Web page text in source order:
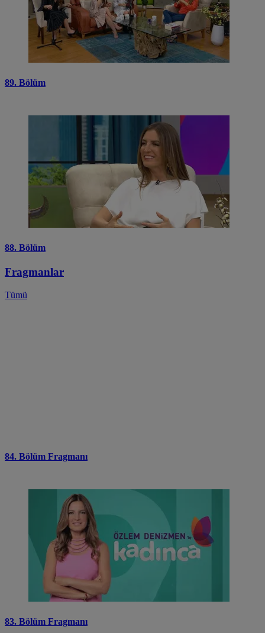
89. Bölüm
88. Bölüm
Fragmanlar
Tümü
84. Bölüm Fragmanı
83. Bölüm Fragmanı